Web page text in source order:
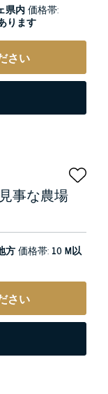
県内価格帯:
ります
さい
事な農場
方価格帯: 10 M以
さい